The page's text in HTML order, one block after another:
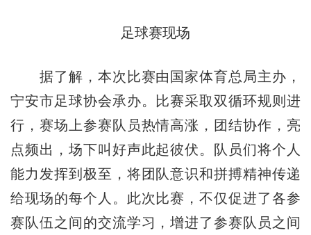
足球赛现场
据了解，本次比赛由国家体育总局主办，
宁安市足球协会承办。比赛采取双循环规则进
行，赛场上参赛队员热情高涨，团结协作，亮
点频出，场下叫好声此起彼伏。队员们将个人
能力发挥到极至，将团队意识和拼搏精神传递
给现场的每个人。此次比赛，不仅促进了各参
赛队伍之间的交流学习，增进了参赛队员之间